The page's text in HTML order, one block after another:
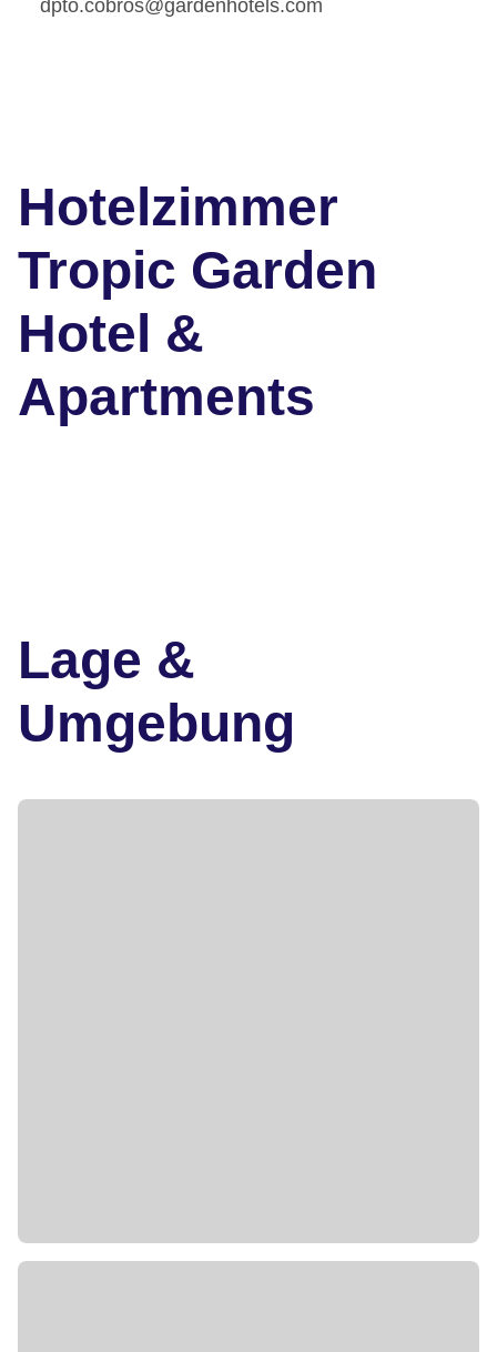
dpto.cobros@gardenhotels.com
Hotelzimmer
Tropic Garden
Hotel &
Apartments
Lage &
Umgebung